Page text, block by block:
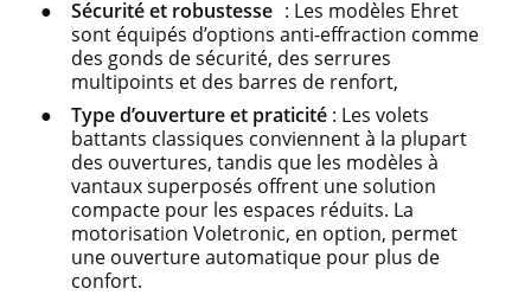
Sécurité et robustesse : Les modèles Ehret
sont équipés d’options anti-effraction comme
des gonds de sécurité, des serrures
multipoints et des barres de renfort,
Type d’ouverture et praticité : Les volets
battants classiques conviennent à la plupart
des ouvertures, tandis que les modèles à
vantaux superposés offrent une solution
compacte pour les espaces réduits. La
motorisation Voletronic, en option, permet
une ouverture automatique pour plus de
confort.